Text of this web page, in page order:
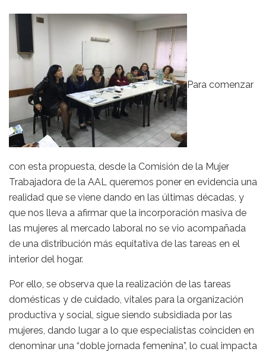
Para comenzar
con esta propuesta, desde la Comisión de la Mujer
Trabajadora de la AAL queremos poner en evidencia una
realidad que se viene dando en las últimas décadas, y
que nos lleva a afirmar que la incorporación masiva de
las mujeres al mercado laboral no se vio acompañada
de una distribución más equitativa de las tareas en el
interior del hogar.
Por ello, se observa que la realización de las tareas
domésticas y de cuidado, vitales para la organización
productiva y social, sigue siendo subsidiada por las
mujeres, dando lugar a lo que especialistas coinciden en
denominar una “doble jornada femenina”, lo cual impacta